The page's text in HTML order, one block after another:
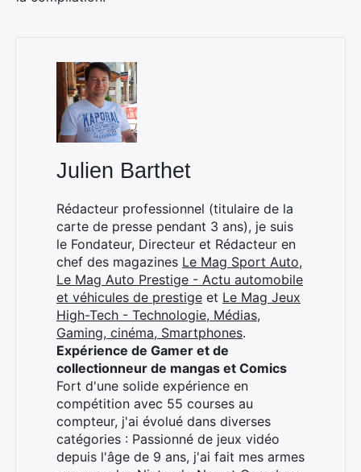
Julien Barthet
Rédacteur professionnel (titulaire de la
carte de presse pendant 3 ans), je suis
le Fondateur, Directeur et Rédacteur en
chef des magazines Le Mag Sport Auto,
Le Mag Auto Prestige - Actu automobile
et véhicules de prestige et Le Mag Jeux
High-Tech - Technologie, Médias,
Gaming, cinéma, Smartphones.
Expérience de Gamer et de
collectionneur de mangas et Comics
Fort d'une solide expérience en
compétition avec 55 courses au
compteur, j'ai évolué dans diverses
catégories : Passionné de jeux vidéo
depuis l'âge de 9 ans, j'ai fait mes armes
Rechercher